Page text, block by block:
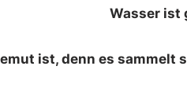
Wasser ist
ist, denn es